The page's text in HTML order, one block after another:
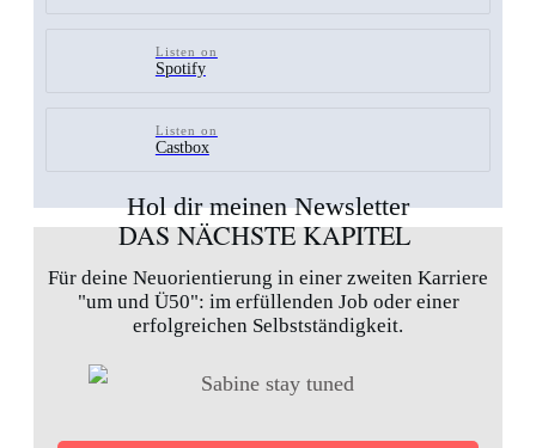
Listen on
Spotify
Listen on
Castbox
Hol dir meinen Newsletter
DAS NÄCHSTE KAPITEL
Für deine Neuorientierung in einer zweiten Karriere
"um und Ü50": im erfüllenden Job oder einer
erfolgreichen Selbstständigkeit.